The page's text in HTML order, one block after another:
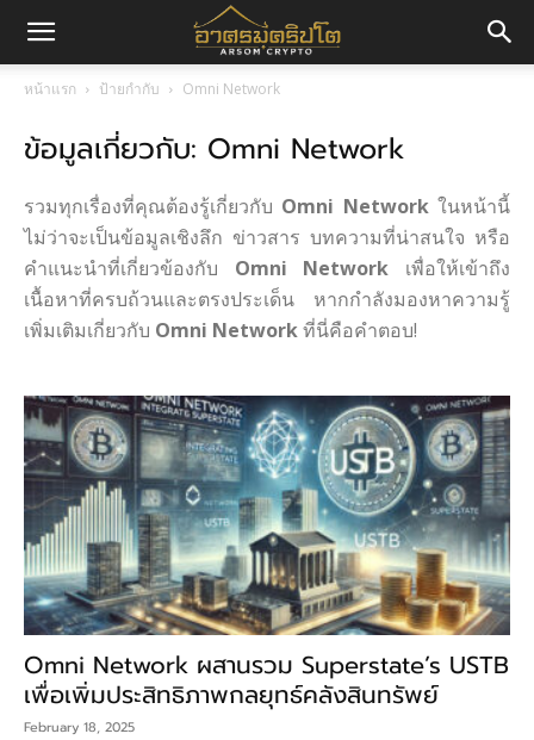
มค
ปโต
หน้าแรก ป้ายกำกับ Omni Network
ข้อมูลเกี่ยวกับ: Omni Network
รวมทุกเรื่องที่คุณต้องรู้เกี่ยวกับ Omni Networkในหน้านี้
ไม่ว่าจะเป็นข้อมูลเชิงลึก ข่าวสาร บทความที่น่าสนใจ หรือ
คำแนะนำที่เกี่ยวข้องกับ Omni Network เพื่อให้เข้าถึง
เนื้อหาที่ครบถ้วนและตรงประเด็น หากกำลังมองหาความรู้
เพิ่มเติมเกี่ยวกับ Omni Networkที่นี่คือคำตอบ!
Omni Network ผสานรวม Superstate’s USTB
เพื่อเพิ่มประสิทธิภาพกลยุทธ์คลังสินทรัพย์
February 18, 2025